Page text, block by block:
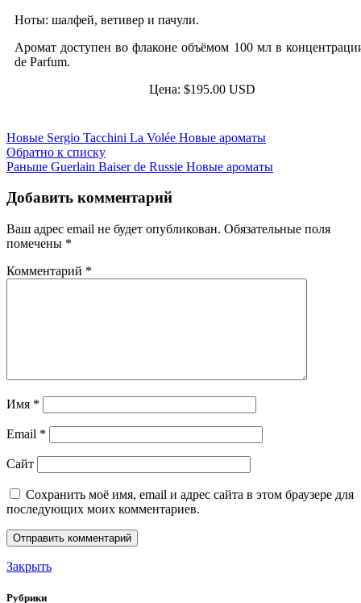
Ноты: шалфей, ветивер и пачули.
Аромат доступен во флаконе объёмом 100 мл в
de Parfum.
Цена: $195.00 USD
Новые Sergio Tacchini La Volée Новые ароматы
Обратно к списку
Раньше Guerlain Baiser de Russie Новые ароматы
Добавить комментарий
Ваш адрес email не будет опубликован. Обязательные поля
помечены *
Комментарий *
Имя *
Email *
Сайт
Сохранить моё имя, email и адрес сайта в этом браузере для
последующих моих комментариев.
Закрыть
Рубрики